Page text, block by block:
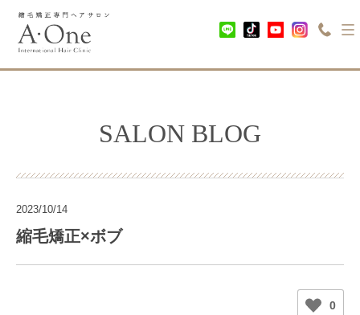
SALON BLOG
2023/10/14
縮毛矯正×ボブ
0